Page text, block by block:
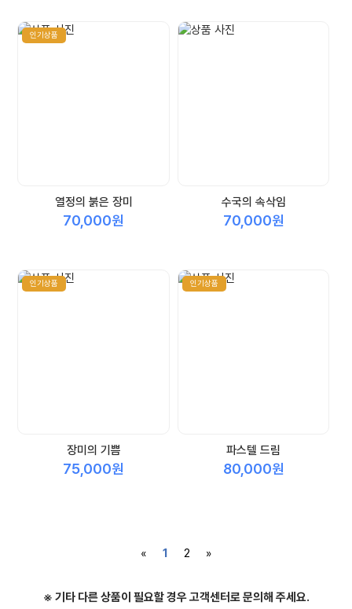
인기상품
열정의 붉은 장미
70,000원
수국의 속삭임
70,000원
인기상품
장미의 기쁨
75,000원
인기상품
파스텔 드림
80,000원
« 1 2 »
※ 기타 다른 상품이 필요할 경우 고객센터로 문의해 주세요.